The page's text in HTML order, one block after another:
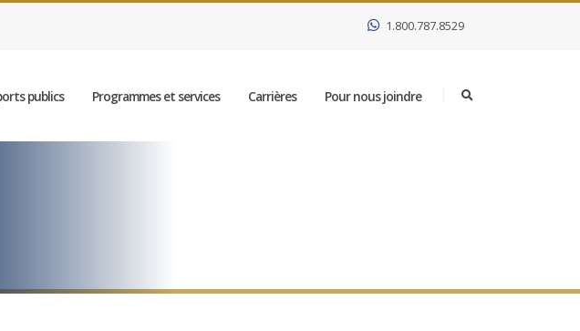
1.800.787.8529
publics Programmes et services Carrières Pour nous joindre